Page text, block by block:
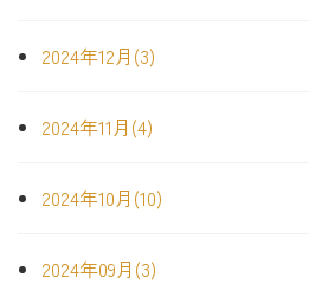
2024年12月(3)
2024年11月(4)
2024年10月(10)
2024年09月(3)